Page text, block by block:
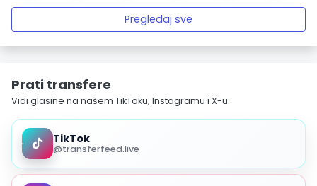
Pregledaj sve
Prati transfere
Vidi glasine na našem TikToku, Instagramu i X-u.
TikTok
@transferfeed.live